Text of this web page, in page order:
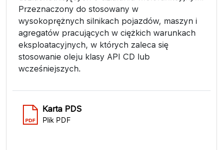
Przeznaczony do stosowany w
wysokoprężnych silnikach pojazdów, maszyn i
agregatów pracujących w ciężkich warunkach
eksploatacyjnych, w których zaleca się
stosowanie oleju klasy API CD lub
wcześniejszych.
Karta PDS
Plik PDF